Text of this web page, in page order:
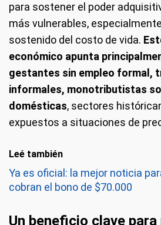
para sostener el poder
más vulnerables,
sostenido del costo de vida.
económico apunta
gestantes sin empleo formal,
informales, monotributistas
domésticas, sectores
expuestos a situaciones de
Leé también
Ya es oficial: la mejor noticia
cobran el bono de $70.000
Un beneficio clave